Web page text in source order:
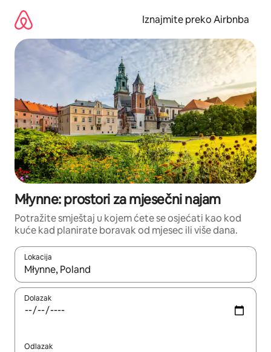
sadržaj
Iznajmite preko Airbnba
Młynne: prostori za mjesečni najam
Potražite smještaj u kojem ćete se osjećati kao kod
kuće kad planirate boravak od mjesec ili više dana.
Lokacija
Kada budu dostupni rezultati, moći ćete ih pregledati
Dolazak
Odlazak